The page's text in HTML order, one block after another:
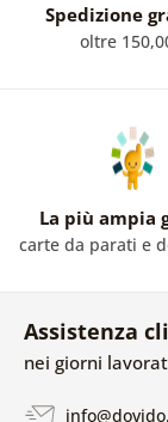
Spedizione
oltre
La più ampia
carte da parati e
Assistenza
nei giorni